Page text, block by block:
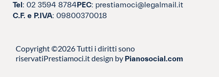
Tel : 02 3594 8784 PEC: prestiamoci@legalmail.it
C.F. e P.IVA: 09800370018
Copyright ©2026 Tutti i diritti sono
riservatiPrestiamoci.it design by Pianosocial.com